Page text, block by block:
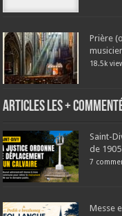
Prière
18.5k
Articles les +
Saint-
de
7
Messe